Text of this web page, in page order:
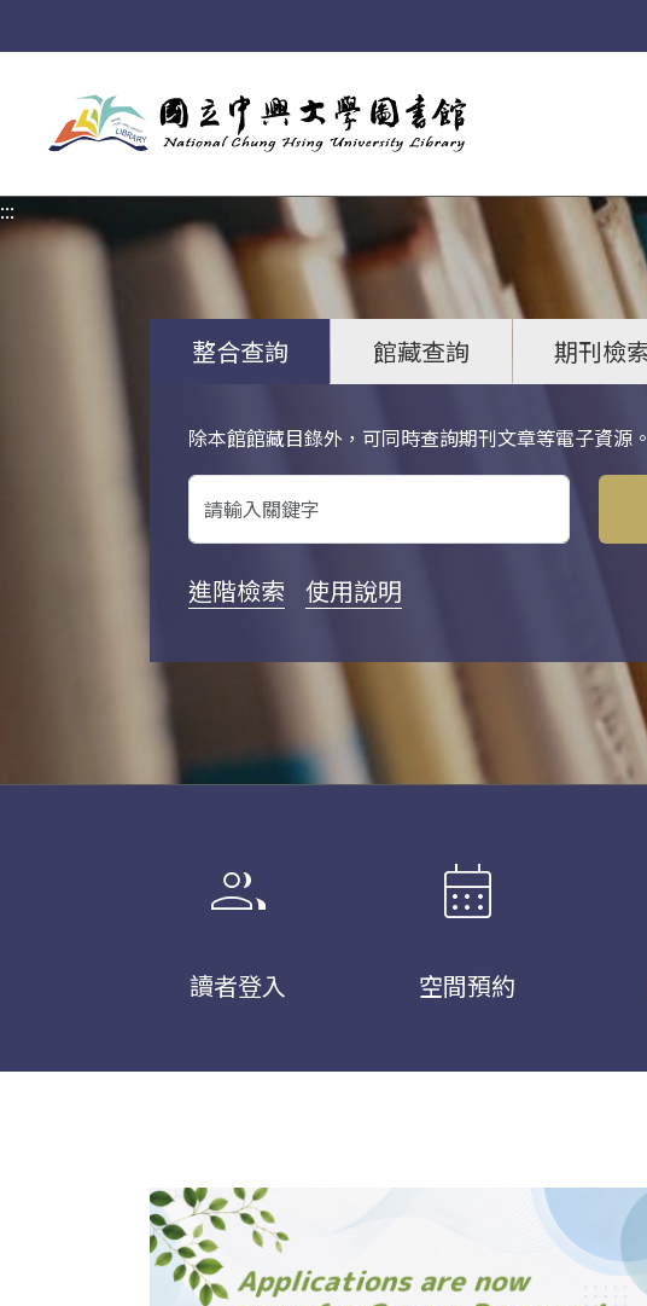
:::
整合查詢 館藏查詢 期刊檢
除本館館藏目錄外，可同時查詢期刊文章等電子資源。
關鍵字搜尋
進階檢索 使用說明
group
讀者登入
calendar_month
空間預約